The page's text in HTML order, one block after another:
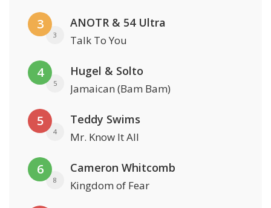
3
3
ANOTR & 54 Ultra
Talk To You
4
5
Hugel & Solto
Jamaican (Bam Bam)
5
4
Teddy Swims
Mr. Know It All
6
8
Cameron Whitcomb
Kingdom of Fear